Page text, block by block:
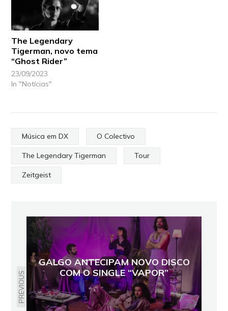
The Legendary
Tigerman, novo tema
“Ghost Rider”
23/09/2023
In "Notícias"
Música em DX O Colectivo
The Legendary Tigerman Tour
Zeitgeist
PREVIOUS
GALGO ANTECIPAM NOVO DISCO
COM O SINGLE “VAPOR”